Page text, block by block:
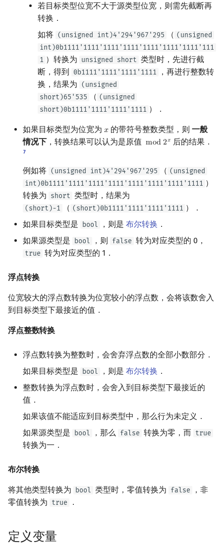
若目标类型位宽不大于源类型位宽，则需先截断再
转换．
如将 (unsigned int)4'294'967'295 （ (unsigned
int)0b1111'1111'1111'1111'1111'1111'1111'111
1 ）转换为 unsigned short 类型时，先进行截
断，得到 0b1111'1111'1111'1111
，再进行整数转
换，结果为 (unsigned
short)65'535
（ (unsigned
short)0b1111'1111'1111'1111 ）．
如果目标类型为位宽为 𝑥
x 的带符号整数类型，则一般
情况下 ，转换结果可以认为是原值 mod2𝑥
mod2x 后的结果．
7
例如将 (unsigned int)4'294'967'295 （ (unsigned
int)0b1111'1111'1111'1111'1111'1111'1111'1111 ）
转换为 short 类型时，结果为
(short)-1 （ (short)0b1111'1111'1111'1111 ）．
如果目标类型是
bool ，则是 布尔转换 ．
如果源类型是
bool ，则 false 转为对应类型的 0，
true 转为对应类型的 1．
浮点转换
位宽较大的浮点数转换为位宽较小的浮点数，会将该数舍入
到目标类型下最接近的值．
浮点整数转换
浮点数转换为整数时，会舍弃浮点数的全部小数部分．
如果目标类型是
bool ，则是 布尔转换 ．
整数转换为浮点数时，会舍入到目标类型下最接近的
值．
如果该值不能适应到目标类型中，那么行为未定义．
如果源类型是
bool ，那么 false 转换为零，而 true
转换为一．
布尔转换
将其他类型转换为 bool 类型时，零值转换为 false
，非
零值转换为 true ．
定义变量